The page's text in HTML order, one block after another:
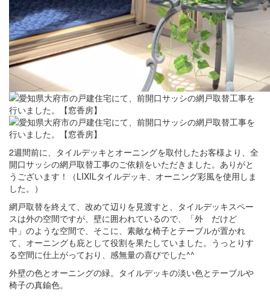
2週間前に、タイルデッキとオーニングを取付したお客様より、全
開口サッシの網戸取替工事のご依頼をいただきました。ありがと
うございます！（LIXILタイルデッキ、オーニング彩風を使用しま
した。）
網戸取替を終えて、改めて辺りを見渡すと、タイルデッキスペー
スは外の空間ですが、壁に囲われているので、「外 だけど
中」のような空間で、そこに、素敵な椅子とテーブルが置かれ
て、オーニングも庇として役割を果たしていました。うっとりす
る空間に仕上がっており、感無量の喜びでした^^
外壁の色とオーニングの緑。タイルデッキの淡い色とテーブルや
椅子の真鍮色。